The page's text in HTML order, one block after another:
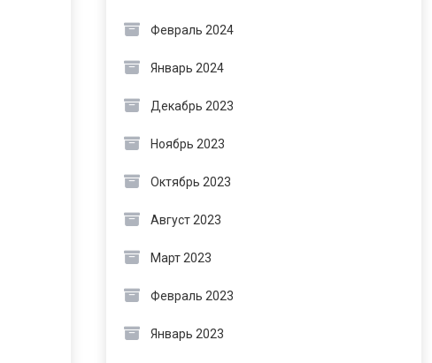
Февраль 2024
Январь 2024
Декабрь 2023
Ноябрь 2023
Октябрь 2023
Август 2023
Март 2023
Февраль 2023
Январь 2023